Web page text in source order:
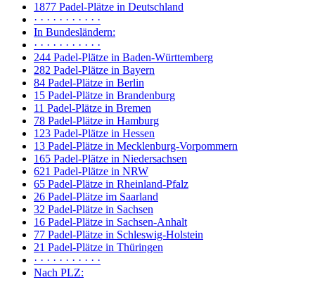
1877 Padel-Plätze in Deutschland
· · · · · · · · · · ·
In Bundesländern:
· · · · · · · · · · ·
244 Padel-Plätze in Baden-Württemberg
282 Padel-Plätze in Bayern
84 Padel-Plätze in Berlin
15 Padel-Plätze in Brandenburg
11 Padel-Plätze in Bremen
78 Padel-Plätze in Hamburg
123 Padel-Plätze in Hessen
13 Padel-Plätze in Mecklenburg-Vorpommern
165 Padel-Plätze in Niedersachsen
621 Padel-Plätze in NRW
65 Padel-Plätze in Rheinland-Pfalz
26 Padel-Plätze im Saarland
32 Padel-Plätze in Sachsen
16 Padel-Plätze in Sachsen-Anhalt
77 Padel-Plätze in Schleswig-Holstein
21 Padel-Plätze in Thüringen
· · · · · · · · · · ·
Nach PLZ: